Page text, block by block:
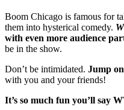
Boom Chicago is famous for
them into hysterical comedy.
with even more audience
be in the show.
Don’t be intimidated. Jump
with you and your friends!
It’s so much fun you’ll say